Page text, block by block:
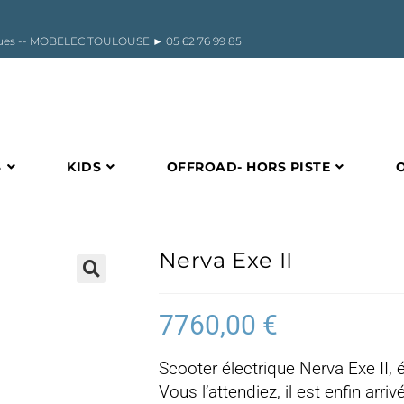
-- MOBELEC TOULOUSE ► 05 62 76 99 85
KIDS OFFROAD- HORS PISTE
Nerva Exe II
7760,00 €
Scooter électrique Nerva Exe II,
Vous l’attendiez, il est enfin